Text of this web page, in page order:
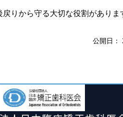
りから守る大切な役割がありま
公開日：